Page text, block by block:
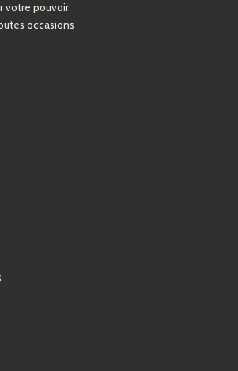
votre pouvoir
occasions